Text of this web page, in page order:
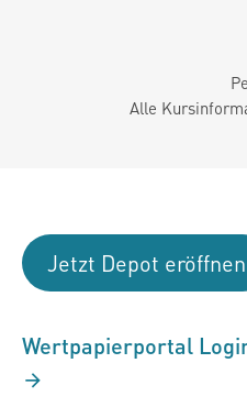
Alle
Jetzt Depot eröffnen
Wertpapierportal